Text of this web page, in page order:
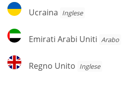
Ucraina
Ucraina Inglese
Emirati
Arabi
Emirati Arabi Uniti Arabo
Regno
Unito
Regno Unito Inglese